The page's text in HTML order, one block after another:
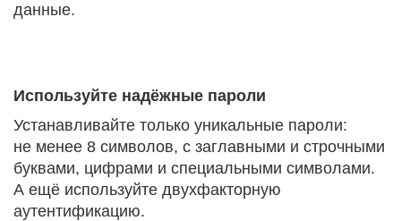
данные.
Используйте надёжные пароли
Устанавливайте только уникальные пароли:
не менее 8 символов, с заглавными и строчными
буквами, цифрами и специальными символами.
А ещё используйте двухфакторную
аутентификацию.